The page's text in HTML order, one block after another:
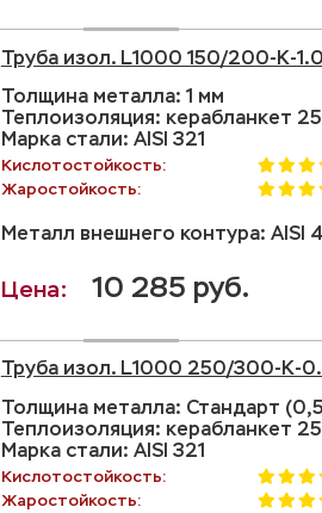
Труба изол. L1000 150/200-K-
Толщина металла: 1 мм
Теплоизоляция: керабланкет
Марка стали: AISI 321
Кислотостойкость:
Жаростойкость:
Металл внешнего контура: AISI
10 285 руб.
Труба изол. L1000 250/300-K-
Толщина металла: Стандарт
Теплоизоляция: керабланкет
Марка стали: AISI 321
Кислотостойкость:
Жаростойкость: